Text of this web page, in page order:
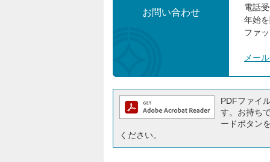
お問い合わせ
電話
年始
ファ
メー
PDFファイ
す。お持ち
ードボタン
ください。